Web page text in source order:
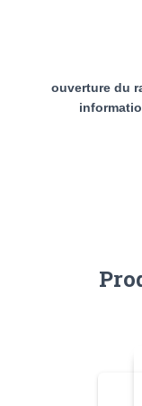
ouverture du